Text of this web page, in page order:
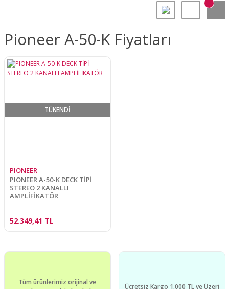
Pioneer A-50-K Fiyatları
TÜKENDİ
PIONEER
PIONEER A-50-K DECK TİPİ
STEREO 2 KANALLI
AMPLİFİKATÖR
52.349,41 TL
Tüm ürünlerimiz orijinal ve
Ücretsiz Kargo 1.000 TL ve Üzeri